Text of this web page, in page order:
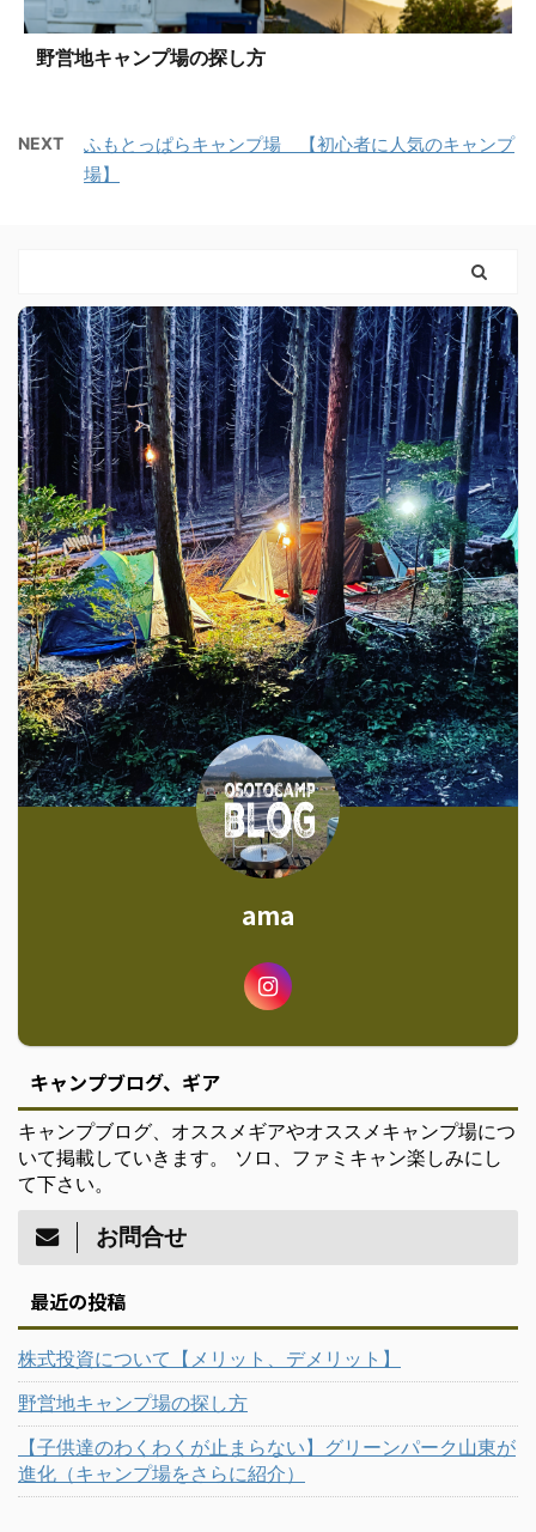
野営地キャンプ場の探し方
NEXT
ふもとっぱらキャンプ場 【初心者に人気のキャンプ
場】
ama
キャンプブログ、ギア
キャンプブログ、オススメギアやオススメキャンプ場につ
いて掲載していきます。 ソロ、ファミキャン楽しみにし
て下さい。
お問合せ
最近の投稿
株式投資について【メリット、デメリット】
野営地キャンプ場の探し方
【子供達のわくわくが止まらない】グリーンパーク山東が
進化（キャンプ場をさらに紹介）